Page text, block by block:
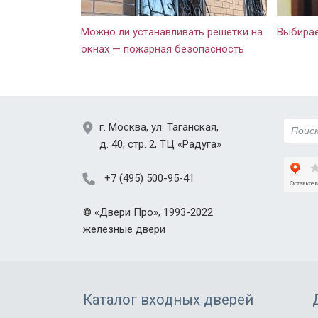
строительной двери новая просто
восхищает! Шумов с лестницы не
слышно, не задувает, значит
места мало. Правда когда выносишь
велосипед или коляску, надо
нас полностью устраивает. Спасибо!
на
Можно ли устанавливать решетки на
окнах — пожарная безопасность
г. Москва, ул. Таганская,
д. 40, стр. 2, ТЦ «Радуга»
+7 (495) 500-95-41
© «Двери Про», 1993-2022
железные двери
Каталог входных дверей